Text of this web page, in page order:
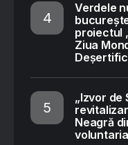
Verdele
proiectul
Ziua
„Izvor de
Neagră